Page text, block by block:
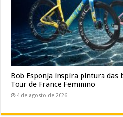
Bob Esponja inspira pintura das
Tour de France Feminino
4 de agosto de 2026